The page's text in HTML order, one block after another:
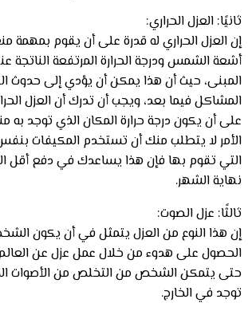
ثانيًا: العزل الحراري:
إن العزل الحراري له قدرة على أن يقوم بمهمة
أشعة الشمس ودرجة الحرارة المرتفعة الناتجة
المبنى، حيث أن هذا يمكن أن يؤدي إلى حدوث
المشاكل فيما بعد، ويجب أن تدرك أن العزل
على أن يكون درجة حرارة المكان الذي توجد به
الأمر لا يتطلب منك أن تستخدم المكيفات
التي تقوم بها فإن هذا يساعدك في دفع أقل
نهاية الشهر.
ثالثًا: عزل الصوت:
إن هذا النوع من العزل يتمثل في أن يكون
الحصول على هدوء من خلال عمل عزل عن
حتى يتمكن الشخص من التخلص من الأصوات
توجد في الخارج.